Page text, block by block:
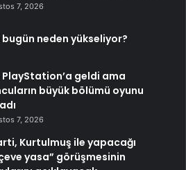
7, 2026
neden yükseliyor?
PlayStation’a geldi ama
büyük bölümü oyunu
7, 2026
Kurtulmuş ile yapacağı
yasa” görüşmesinin